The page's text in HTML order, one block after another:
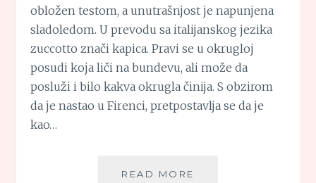
obložen testom, a unutrašnjost je napunjena
sladoledom. U prevodu sa italijanskog jezika
zuccotto znači kapica. Pravi se u okrugloj
posudi koja liči na bundevu, ali može da
posluži i bilo kakva okrugla činija. S obzirom
da je nastao u Firenci, pretpostavlja se da je
kao…
READ MORE